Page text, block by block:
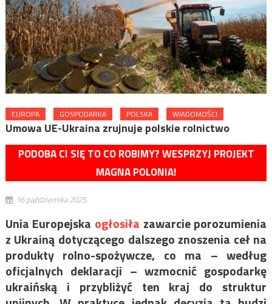
EUROPA GOSPODARKA POLSKA WIADOMOŚCI
Umowa UE-Ukraina zrujnuje polskie rolnictwo
PODOBA CI SIĘ TO CO ROBIMY? WESPRZYJ PROJEKT
MAGNA POLONIA!
16 października 2025
Unia Europejska ogłosiła zawarcie porozumienia
z Ukrainą dotyczącego dalszego znoszenia ceł na
produkty rolno-spożywcze, co ma – według
oficjalnych deklaracji – wzmocnić gospodarkę
ukraińską i przybliżyć ten kraj do struktur